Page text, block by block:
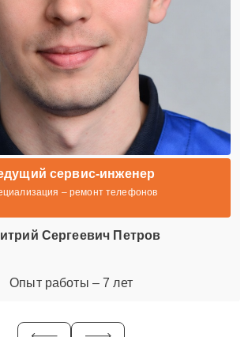
сервис-инженер
– ремонт телефонов
Сергеевич Петров
Опыт работы – 7 лет